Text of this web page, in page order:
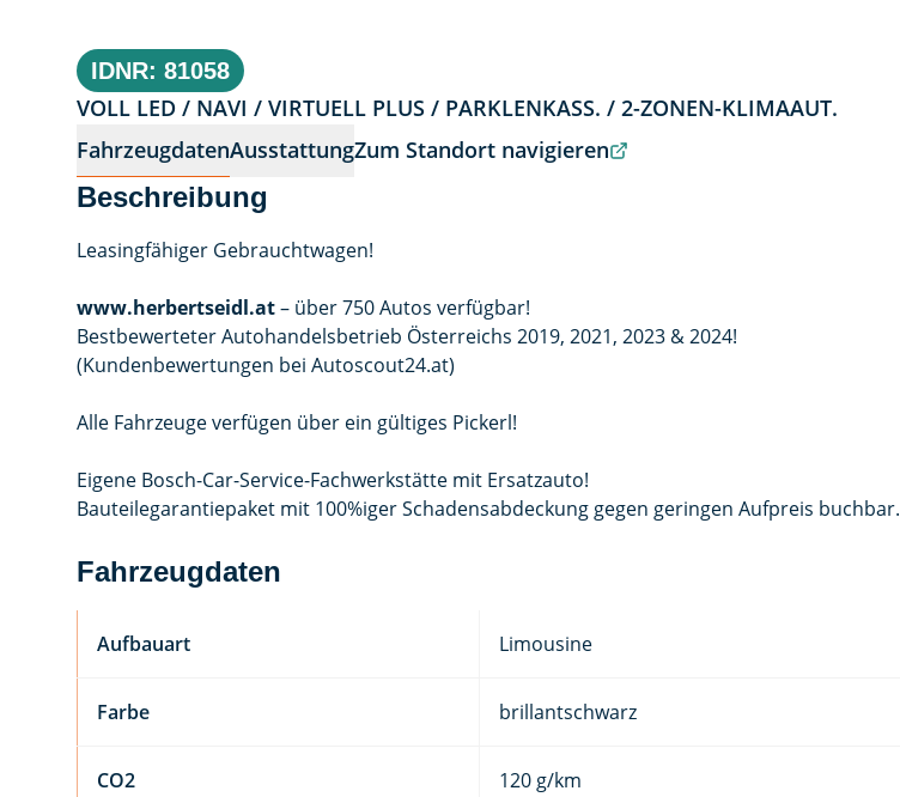
IDNR: 81058
VOLL LED / NAVI / VIRTUELL PLUS / PARKLENKASS. / 2-ZONEN-KLIMAAUT.
FahrzeugdatenAusstattungZum Standort navigieren
Beschreibung
Leasingfähiger Gebrauchtwagen!
www.herbertseidl.at– über 750 Autos verfügbar!
Bestbewerteter Autohandelsbetrieb Österreichs 2019, 2021, 2023 & 2024!
(Kundenbewertungen bei Autoscout24.at)
Alle Fahrzeuge verfügen über ein gültiges Pickerl!
Eigene Bosch-Car-Service-Fachwerkstätte mit Ersatzauto!
Bauteilegarantiepaket mit 100%iger Schadensabdeckung gegen geringen Aufpreis buchbar.
Fahrzeugdaten
Aufbauart Limousine
Farbe brillantschwarz
CO2 120 g/km